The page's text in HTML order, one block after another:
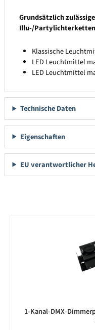
Grundsätzlich
Illu-/
Klassische
LED Leuchtmittel
LED Leuchtmittel
Technische Daten
Eigenschaften
EU verantwortlicher
1-Kanal-DMX-